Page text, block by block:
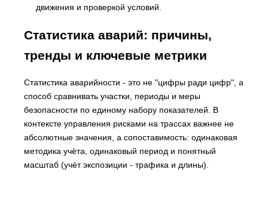
движения и проверкой условий.
Статистика аварий: причины,
тренды и ключевые метрики
Статистика аварийности - это не "цифры ради цифр", а
способ сравнивать участки, периоды и меры
безопасности по единому набору показателей. В
контексте управления рисками на трассах важнее не
абсолютные значения, а сопоставимость: одинаковая
методика учёта, одинаковый период и понятный
масштаб (учёт экспозиции - трафика и длины).